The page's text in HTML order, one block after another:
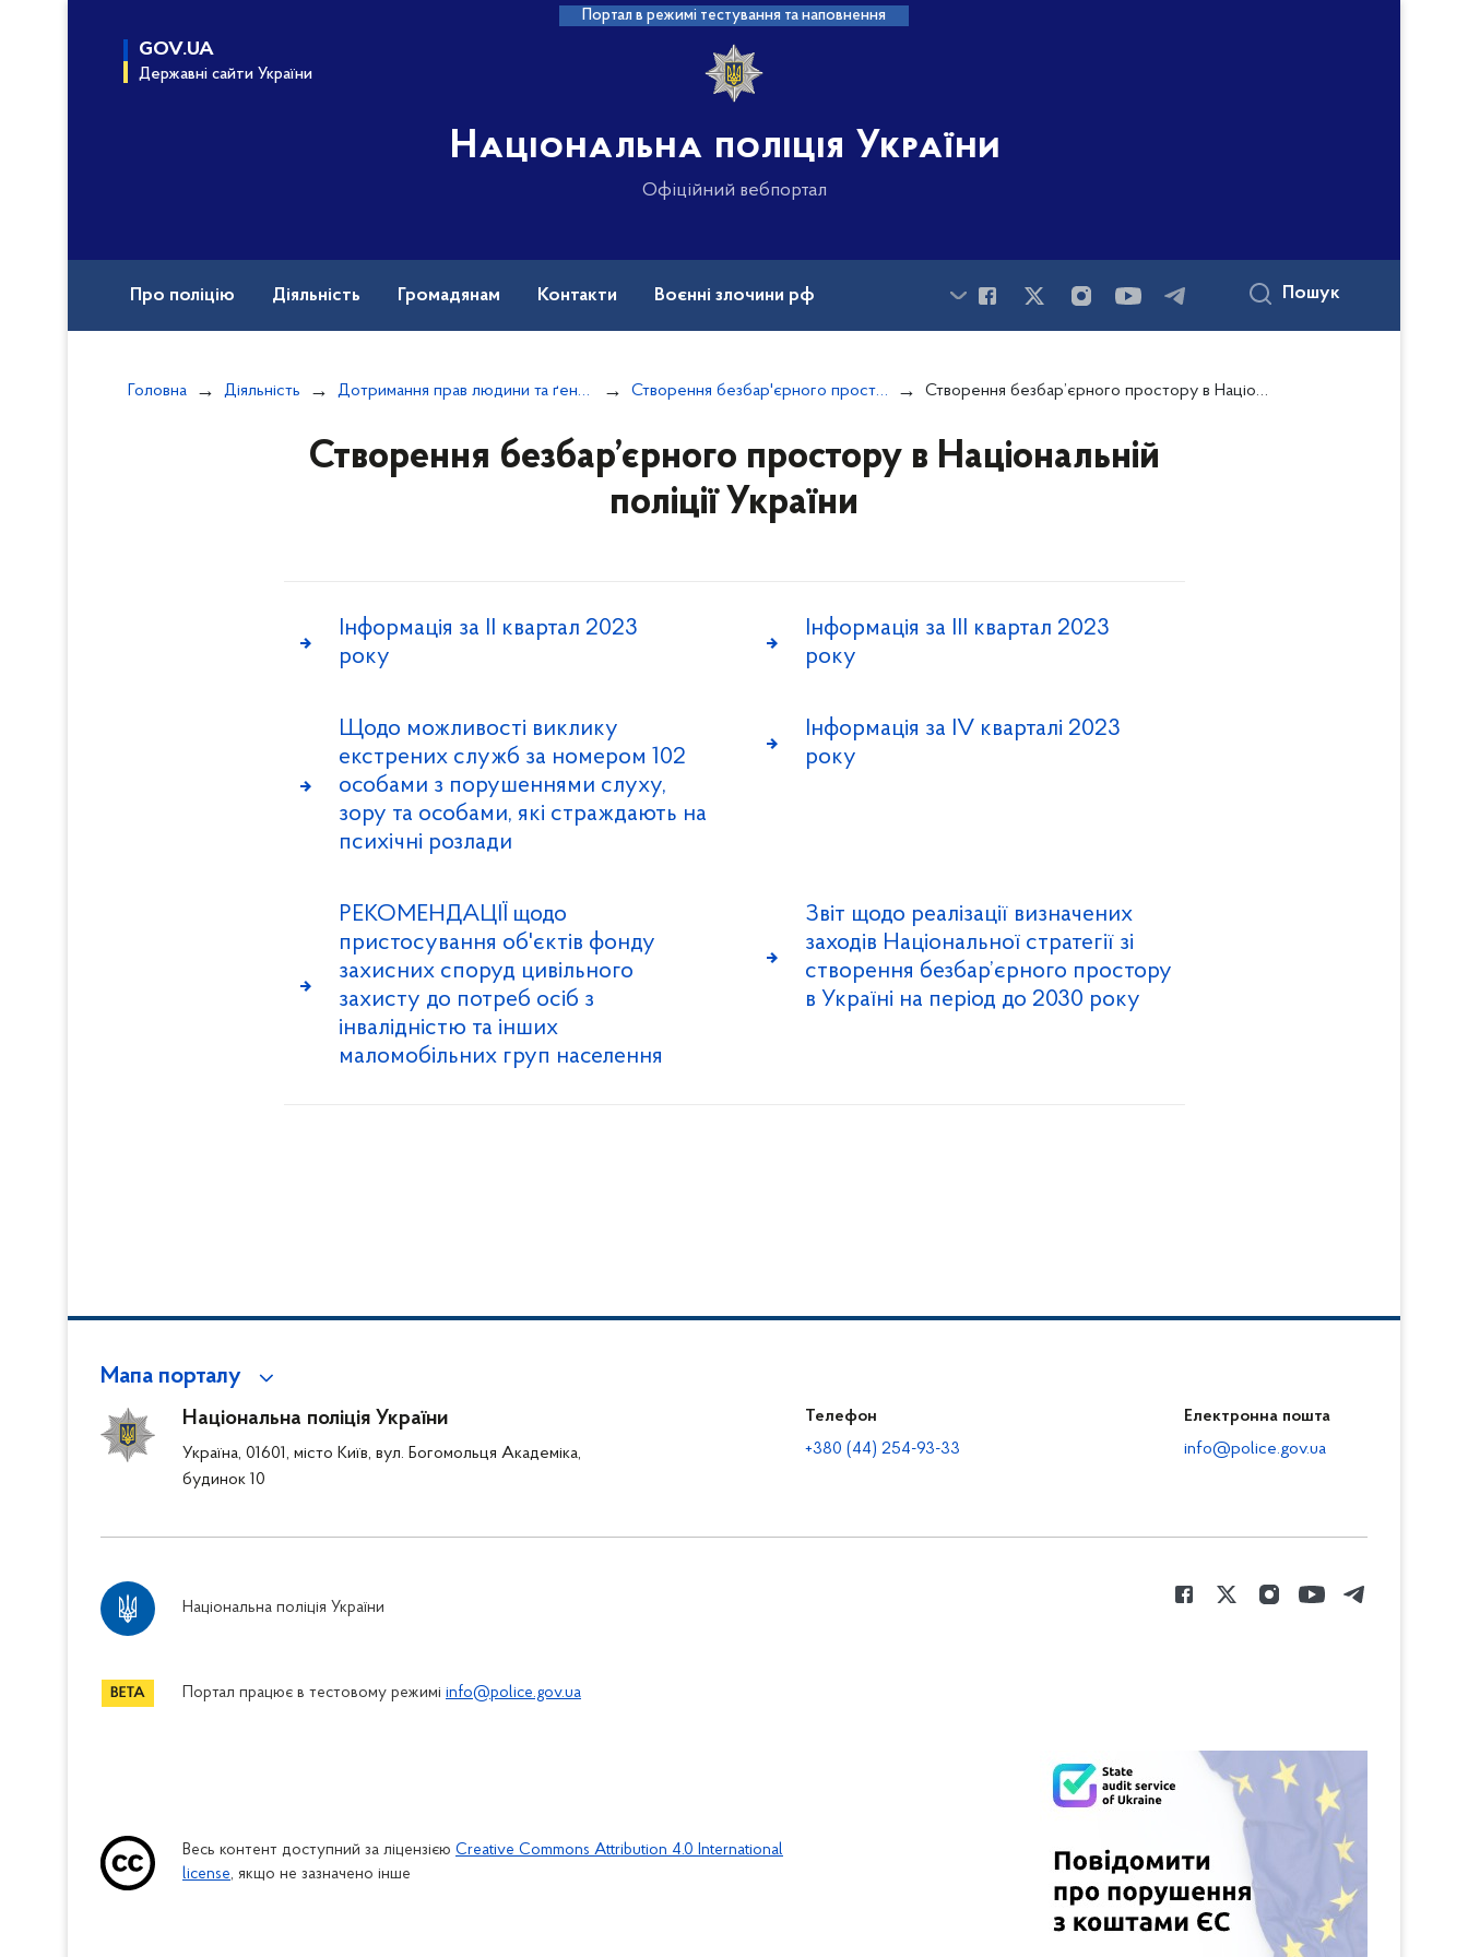
Портал в режимі тестування та наповнення
GOV.UA
Державні сайти України
Національна поліція України
Офіційний вебпортал
Про поліцію Діяльність Громадянам Контакти Воєнні злочини рф Пошук
Головна Діяльність Дотримання прав людини та ґендерної політики Створення безбар'єрного простору Створення безбар’єрного простору в Національній поліції України
Створення безбар’єрного простору в Національній
поліції України
Інформація за II квартал 2023
року
Інформація за IІI квартал 2023
року
Щодо можливості виклику
екстрених служб за номером 102
особами з порушеннями слуху,
зору та особами, які страждають на
психічні розлади
Інформація за IV кварталі 2023
року
РЕКОМЕНДАЦІЇ щодо
пристосування об'єктів фонду
захисних споруд цивільного
захисту до потреб осіб з
інвалідністю та інших
маломобільних груп населення
Звіт щодо реалізації визначених
заходів Національної стратегії зі
створення безбар’єрного простору
в Україні на період до 2030 року
Мапа порталу
Національна поліція України
Україна, 01601, місто Київ, вул. Богомольця Академіка,
будинок 10
Телефон
+380 (44) 254-93-33
Електронна пошта
info@police.gov.ua
Національна поліція України
Портал працює в тестовому режимі info@police.gov.ua
Весь контент доступний за ліцензією Creative Commons Attribution 4.0 International
license, якщо не зазначено інше